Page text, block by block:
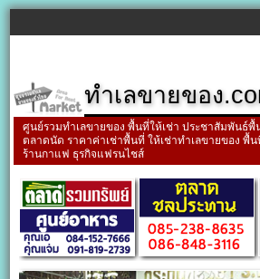
ทำเลขายของ
ศูนย์รวมทำเลขายของ พื้นที่ให้เช่า ประชาสัมพันธ์
ตลาดนัด ราคาค่าเช่าพื้นที่ ให้เช่าทำเลขายของ พื้
ร้านกาแฟ ธุรกิจแฟรนไชส์